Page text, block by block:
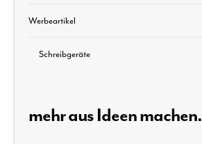
Werbeartikel
Schreibgeräte
mehr aus Ideen machen.